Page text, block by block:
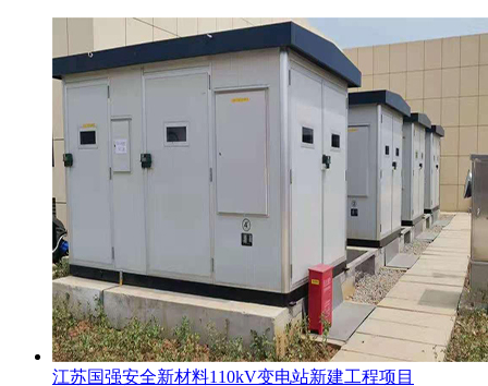
江苏国强安全新材料110kV变电站新建工程项目